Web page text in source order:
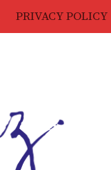
PRIVACY POLICY